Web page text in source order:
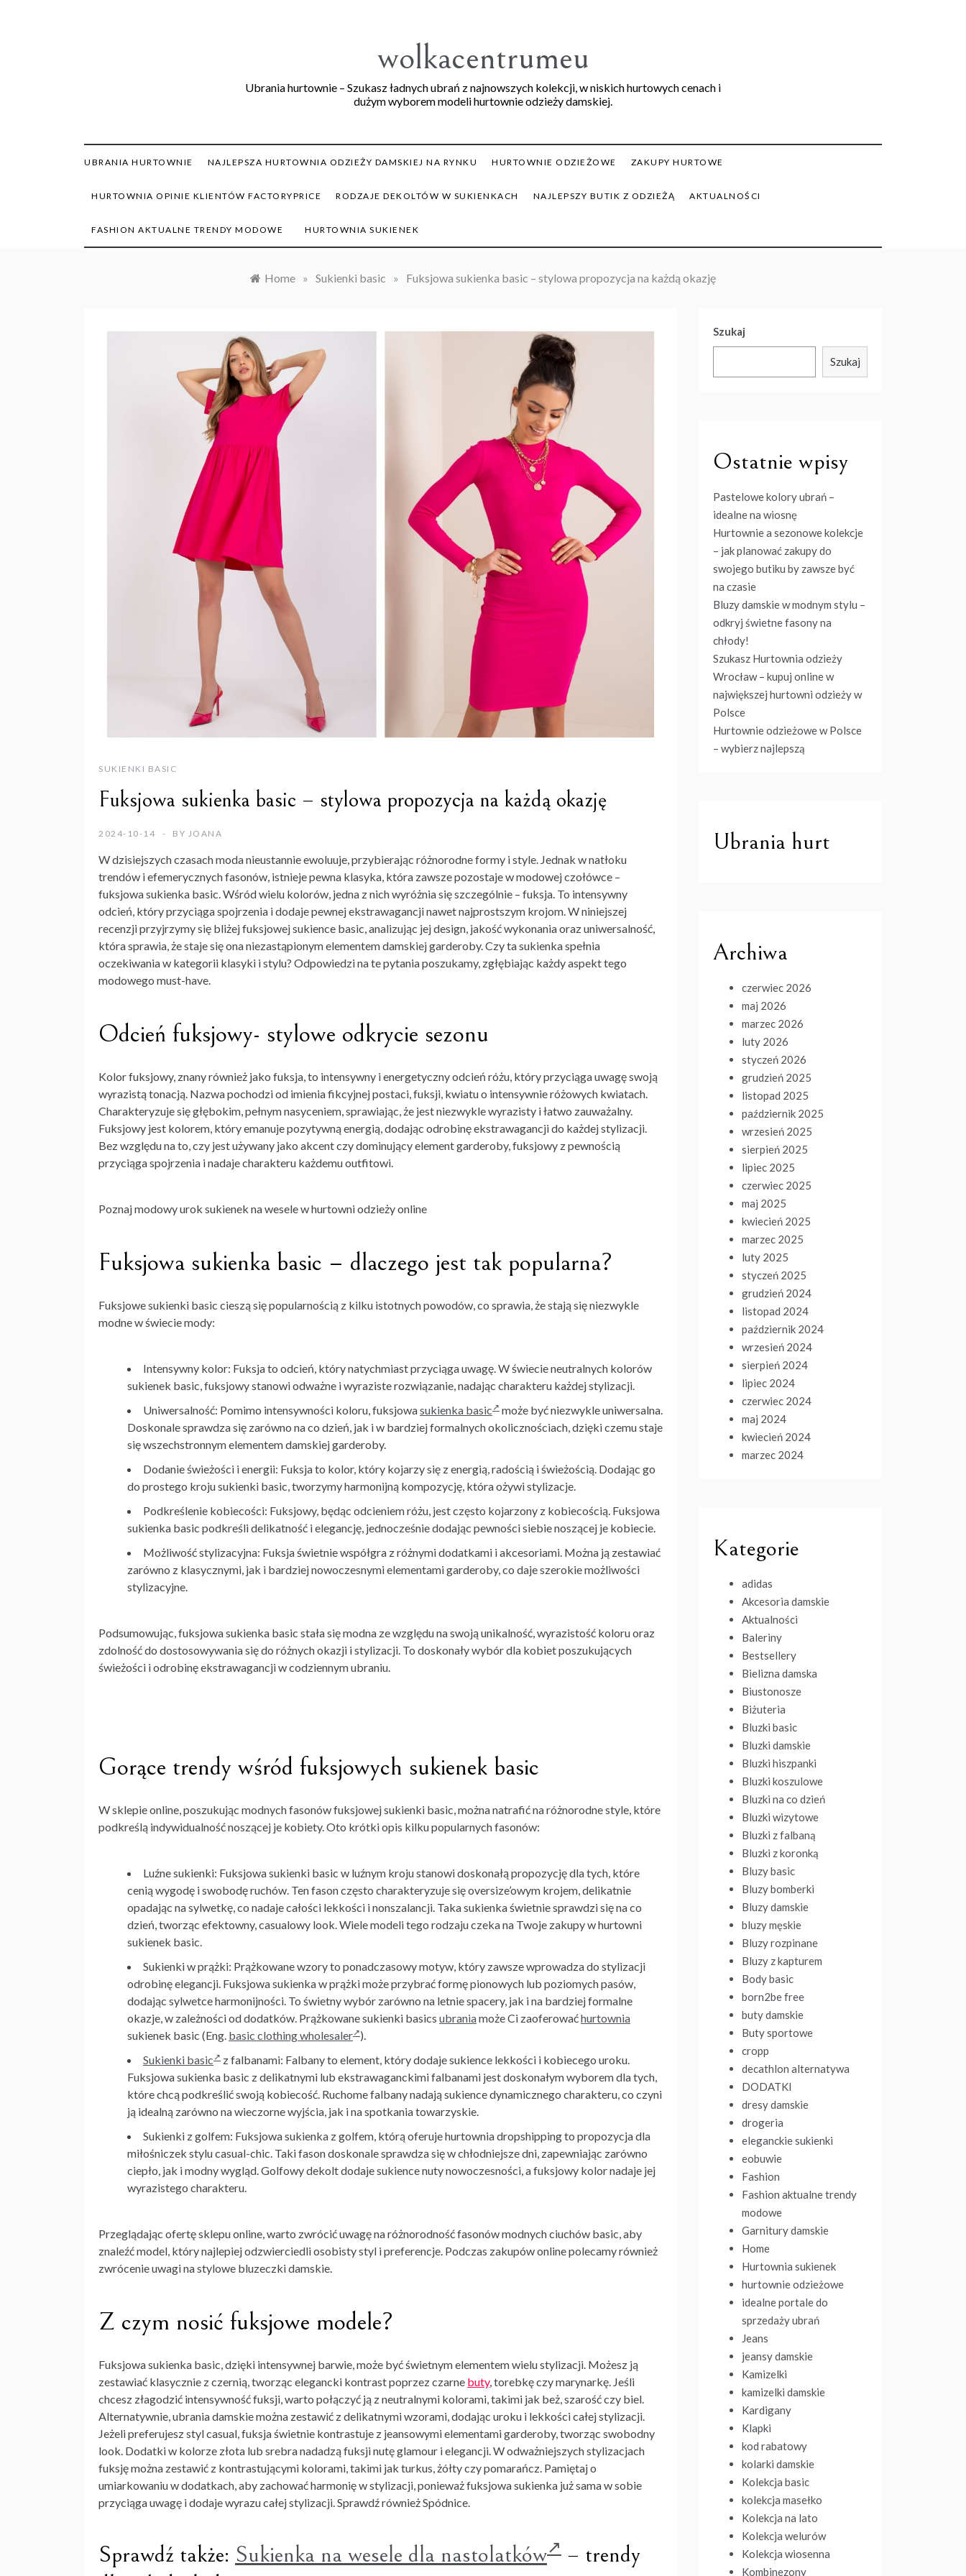
wolkacentrumeu
Ubrania hurtownie – Szukasz ładnych ubrań z najnowszych kolekcji, w niskich hurtowych cenach i
dużym wyborem modeli hurtownie odzieży damskiej.
UBRANIA HURTOWNIE NAJLEPSZA HURTOWNIA ODZIEŻY DAMSKIEJ NA RYNKU HURTOWNIE ODZIEŻOWE ZAKUPY HURTOWE
HURTOWNIA OPINIE KLIENTÓW FACTORYPRICE RODZAJE DEKOLTÓW W SUKIENKACH NAJLEPSZY BUTIK Z ODZIEŻĄ AKTUALNOŚCI
FASHION AKTUALNE TRENDY MODOWE HURTOWNIA SUKIENEK
Home » Sukienki basic » Fuksjowa sukienka basic – stylowa propozycja na każdą okazję
SUKIENKI BASIC
Fuksjowa sukienka basic – stylowa propozycja na każdą okazję
2024-10-14 BY JOANA
W dzisiejszych czasach moda nieustannie ewoluuje, przybierając różnorodne formy i style. Jednak w natłoku
trendów i efemerycznych fasonów, istnieje pewna klasyka, która zawsze pozostaje w modowej czołówce –
fuksjowa sukienka basic. Wśród wielu kolorów, jedna z nich wyróżnia się szczególnie – fuksja. To intensywny
odcień, który przyciąga spojrzenia i dodaje pewnej ekstrawagancji nawet najprostszym krojom. W niniejszej
recenzji przyjrzymy się bliżej fuksjowej sukience basic, analizując jej design, jakość wykonania oraz uniwersalność,
która sprawia, że staje się ona niezastąpionym elementem damskiej garderoby. Czy ta sukienka spełnia
oczekiwania w kategorii klasyki i stylu? Odpowiedzi na te pytania poszukamy, zgłębiając każdy aspekt tego
modowego must-have.
Odcień fuksjowy- stylowe odkrycie sezonu
Kolor fuksjowy, znany również jako fuksja, to intensywny i energetyczny odcień różu, który przyciąga uwagę swoją
wyrazistą tonacją. Nazwa pochodzi od imienia fikcyjnej postaci, fuksji, kwiatu o intensywnie różowych kwiatach.
Charakteryzuje się głębokim, pełnym nasyceniem, sprawiając, że jest niezwykle wyrazisty i łatwo zauważalny.
Fuksjowy jest kolorem, który emanuje pozytywną energią, dodając odrobinę ekstrawagancji do każdej stylizacji.
Bez względu na to, czy jest używany jako akcent czy dominujący element garderoby, fuksjowy z pewnością
przyciąga spojrzenia i nadaje charakteru każdemu outfitowi.
Poznaj modowy urok sukienek na wesele w hurtowni odzieży online
Fuksjowa sukienka basic – dlaczego jest tak popularna?
Fuksjowe sukienki basic cieszą się popularnością z kilku istotnych powodów, co sprawia, że stają się niezwykle
modne w świecie mody:
Intensywny kolor: Fuksja to odcień, który natychmiast przyciąga uwagę. W świecie neutralnych kolorów
sukienek basic, fuksjowy stanowi odważne i wyraziste rozwiązanie, nadając charakteru każdej stylizacji.
Uniwersalność: Pomimo intensywności koloru,fuksjowasukienka basic
może być niezwykle uniwersalna.
Doskonale sprawdza się zarówno na co dzień, jak i w bardziej formalnych okolicznościach, dzięki czemu staje
się wszechstronnym elementem damskiej garderoby.
Dodanie świeżości i energii: Fuksja to kolor, który kojarzy się z energią, radością i świeżością. Dodając go
do prostego kroju sukienki basic, tworzymy harmonijną kompozycję, która ożywi stylizacje.
Podkreślenie kobiecości: Fuksjowy, będąc odcieniem różu, jest często kojarzony z kobiecością. Fuksjowa
sukienka basic podkreśli delikatność i elegancję, jednocześnie dodając pewności siebie noszącej je kobiecie.
Możliwość stylizacyjna: Fuksja świetnie współgra z różnymi dodatkami i akcesoriami. Można ją zestawiać
zarówno z klasycznymi, jak i bardziej nowoczesnymi elementami garderoby, co daje szerokie możliwości
stylizacyjne.
Podsumowując,fuksjowa sukienka basic stała się modna ze względu na swoją unikalność, wyrazistość koloru oraz
zdolność do dostosowywania się do różnych okazji i stylizacji. To doskonały wybór dla kobiet poszukujących
świeżości i odrobinę ekstrawagancji w codziennym ubraniu.
Gorące trendy wśród fuksjowych sukienek basic
W sklepie online, poszukując modnych fasonów fuksjowej sukienki basic, można natrafić na różnorodne style, które
podkreślą indywidualność noszącej je kobiety. Oto krótki opis kilku popularnych fasonów:
Luźne sukienki: Fuksjowa sukienki basic w luźnym kroju stanowi doskonałą propozycję dla tych, które
cenią wygodę i swobodę ruchów. Ten fason często charakteryzuje się oversize’owym krojem, delikatnie
opadając na sylwetkę, co nadaje całości lekkości i nonszalancji. Taka sukienka świetnie sprawdzi się na co
dzień, tworząc efektowny, casualowy look. Wiele modeli tego rodzaju czeka na Twoje zakupy whurtowni
sukienek basic.
Sukienki w prążki: Prążkowane wzory to ponadczasowy motyw, który zawsze wprowadza do stylizacji
odrobinę elegancji. Fuksjowa sukienka w prążki może przybrać formę pionowych lub poziomych pasów,
dodając sylwetce harmonijności. To świetny wybór zarówno na letnie spacery, jak i na bardziej formalne
okazje, w zależności od dodatków. Prążkowane sukienki basics ubraniamoże Ci zaoferowaćhurtownia
sukienek basic (Eng. basic clothing wholesaler ).
Sukienki basic
z falbanami: Falbany to element, który dodaje sukience lekkości i kobiecego uroku.
Fuksjowa sukienka basic z delikatnymi lub ekstrawaganckimi falbanami jest doskonałym wyborem dla tych,
które chcą podkreślić swoją kobiecość. Ruchome falbany nadają sukience dynamicznego charakteru, co czyni
ją idealną zarówno na wieczorne wyjścia, jak i na spotkania towarzyskie.
Sukienki z golfem: Fuksjowa sukienka z golfem, którą oferuje hurtownia dropshipping to propozycja dla
miłośniczek stylu casual-chic. Taki fason doskonale sprawdza się w chłodniejsze dni, zapewniając zarówno
ciepło, jak i modny wygląd. Golfowy dekolt dodaje sukience nuty nowoczesności, a fuksjowy kolor nadaje jej
wyrazistego charakteru.
Przeglądając ofertę sklepu online, warto zwrócić uwagę na różnorodność fasonów modnych ciuchów basic, aby
znaleźć model, który najlepiej odzwierciedli osobisty styl i preferencje. Podczas zakupów online polecamy również
zwrócenie uwagi na stylowe bluzeczki damskie.
Z czym nosić fuksjowe modele?
Fuksjowa sukienka basic, dzięki intensywnej barwie, może być świetnym elementem wielu stylizacji. Możesz ją
zestawiać klasycznie z czernią, tworząc elegancki kontrast poprzez czarne buty, torebkę czy marynarkę. Jeśli
chcesz złagodzić intensywność fuksji, warto połączyć ją z neutralnymi kolorami, takimi jak beż, szarość czy biel.
Alternatywnie, ubrania damskie można zestawić z delikatnymi wzorami, dodając uroku i lekkości całej stylizacji.
Jeżeli preferujesz styl casual, fuksja świetnie kontrastuje z jeansowymi elementami garderoby, tworząc swobodny
look. Dodatki w kolorze złota lub srebra nadadzą fuksji nutę glamour i elegancji. W odważniejszych stylizacjach
fuksję można zestawić z kontrastującymi kolorami, takimi jak turkus, żółty czy pomarańcz. Pamiętaj o
umiarkowaniu w dodatkach, aby zachować harmonię w stylizacji, ponieważ fuksjowa sukienka już sama w sobie
przyciąga uwagę i dodaje wyrazu całej stylizacji. Sprawdź również Spódnice.
Sprawdź także: Sukienka na wesele dla nastolatków
– trendy
Szukaj
Szukaj
Ostatnie wpisy
Pastelowe kolory ubrań –
idealne na wiosnę
Hurtownie a sezonowe kolekcje
– jak planować zakupy do
swojego butiku by zawsze być
na czasie
Bluzy damskie w modnym stylu –
odkryj świetne fasony na
chłody!
Szukasz Hurtownia odzieży
Wrocław – kupuj online w
największej hurtowni odzieży w
Polsce
Hurtownie odzieżowe w Polsce
– wybierz najlepszą
Ubrania hurt
Archiwa
czerwiec 2026
maj 2026
marzec 2026
luty 2026
styczeń 2026
grudzień 2025
listopad 2025
październik 2025
wrzesień 2025
sierpień 2025
lipiec 2025
czerwiec 2025
maj 2025
kwiecień 2025
marzec 2025
luty 2025
styczeń 2025
grudzień 2024
listopad 2024
październik 2024
wrzesień 2024
sierpień 2024
lipiec 2024
czerwiec 2024
maj 2024
kwiecień 2024
marzec 2024
Kategorie
adidas
Akcesoria damskie
Aktualności
Baleriny
Bestsellery
Bielizna damska
Biustonosze
Biżuteria
Bluzki basic
Bluzki damskie
Bluzki hiszpanki
Bluzki koszulowe
Bluzki na co dzień
Bluzki wizytowe
Bluzki z falbaną
Bluzki z koronką
Bluzy basic
Bluzy bomberki
Bluzy damskie
bluzy męskie
Bluzy rozpinane
Bluzy z kapturem
Body basic
born2be free
buty damskie
Buty sportowe
cropp
decathlon alternatywa
DODATKI
dresy damskie
drogeria
eleganckie sukienki
eobuwie
Fashion
Fashion aktualne trendy
modowe
Garnitury damskie
Home
Hurtownia sukienek
hurtownie odzieżowe
idealne portale do
sprzedaży ubrań
Jeans
jeansy damskie
Kamizelki
kamizelki damskie
Kardigany
Klapki
kod rabatowy
kolarki damskie
Kolekcja basic
kolekcja masełko
Kolekcja na lato
Kolekcja welurów
Kolekcja wiosenna
Kombinezony